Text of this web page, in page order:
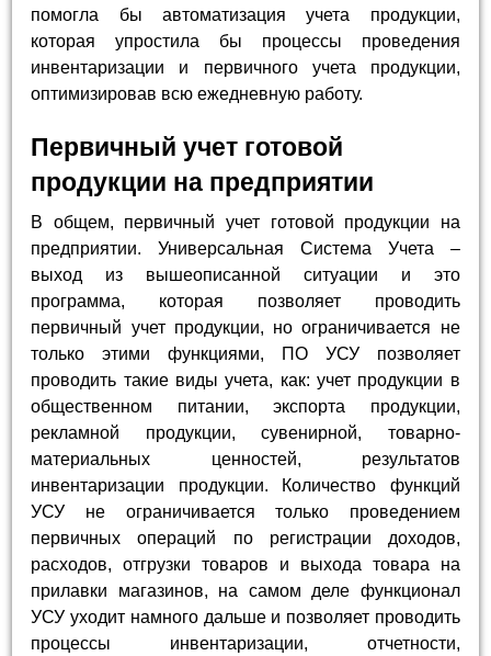
помогла бы автоматизация учета продукции,
которая упростила бы процессы проведения
инвентаризации и первичного учета продукции,
оптимизировав всю ежедневную работу.
Первичный учет готовой
продукции на предприятии
В общем, первичный учет готовой продукции на
предприятии. Универсальная Система Учета –
выход из вышеописанной ситуации и это
программа, которая позволяет проводить
первичный учет продукции, но ограничивается не
только этими функциями, ПО УСУ позволяет
проводить такие виды учета, как: учет продукции в
общественном питании, экспорта продукции,
рекламной продукции, сувенирной, товарно-
материальных ценностей, результатов
инвентаризации продукции. Количество функций
УСУ не ограничивается только проведением
первичных операций по регистрации доходов,
расходов, отгрузки товаров и выхода товара на
прилавки магазинов, на самом деле функционал
УСУ уходит намного дальше и позволяет проводить
процессы инвентаризации, отчетности,